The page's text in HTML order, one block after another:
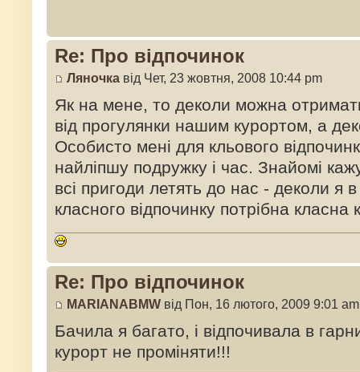
Re: Про відпочинок
Ляночка від Чет, 23 жовтня, 2008 10:44 pm
Як на мене, то деколи можна
від прогулянки нашим курортом, а
Особисто мені для кльового
найліпшу подружку і час. Знайомі
всі пригоди летять до нас - деколи я
класного відпочинку потрібна класна
Re: Про відпочинок
MARIANABMW від Пон, 16 лютого, 2009 9:01 am
Бачила я багато, і відпочивала в
курорт не проміняти!!!